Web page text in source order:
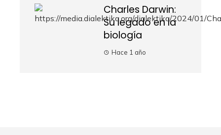
Charles Darwin:
Su legado en la
biología
Hace 1 año